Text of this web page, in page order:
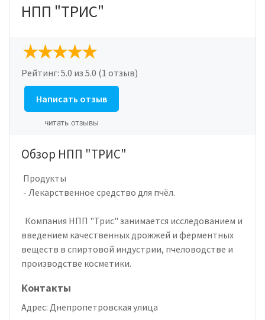
НПП "ТРИС"
Рейтинг: 5.0 из 5.0 (1 отзыв)
Написать отзыв
читать отзывы
Обзор НПП "ТРИС"
Продукты
- Лекарственное средство для пчёл.
Компания НПП "Трис" занимается исследованием и
введением качественных дрожжей и ферментных
веществ в спиртовой индустрии, пчеловодстве и
производстве косметики.
Контакты
Адрес: Днепропетровская улица